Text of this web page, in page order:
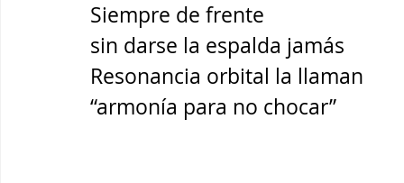
Siempre de frente
sin darse la espalda jamás
Resonancia orbital la llaman
“armonía para no chocar”